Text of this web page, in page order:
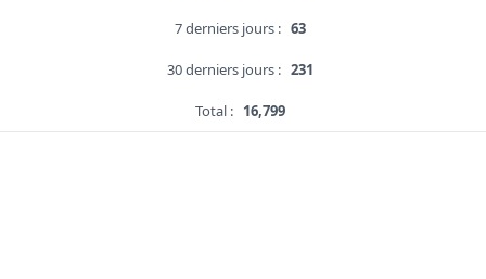
7 derniers jours : 63
30 derniers jours : 231
Total : 16,799